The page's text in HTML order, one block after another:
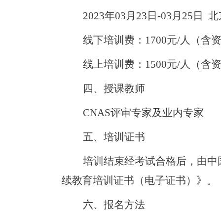
2023年03月23日-03月25日
线下培训费：1700元/人（含
线上培训费：1500元/人（含
四、授课教师
CNAS评审专家及业内专家
五、培训证书
培训结束经考试合格后，由
续教育培训证书（电子证书）》。
六、报名方法